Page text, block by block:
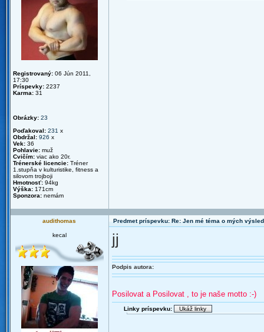
Registrovaný: 06 Jún 2011,
17:30
Príspevky: 2237
Karma: 31
Obrázky: 23
Poďakoval: 231 x
Obdržal: 926 x
Vek: 36
Pohlavie: muž
Cvičím: viac ako 20r.
Trénerské licencie: Tréner
1.stupňa v kulturistike, fitness a
silovom trojboji
Hmotnosť: 94kg
Výška: 171cm
Sponzora: nemám
audithomas Predmet príspevku: Re: Jen mé téma o mých
kecal jj
Podpis autora:
Posilovat a Posilovat , to je naše motto :-)
Linky príspevku: